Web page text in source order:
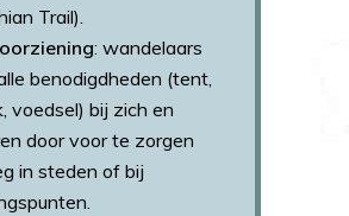
Trail).
: wandelaars
benodigdheden (tent,
voedsel) bij zich en
door voor te zorgen
in steden of bij